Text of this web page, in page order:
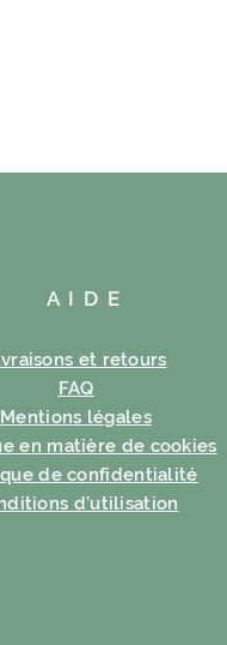
AIDE
et retours
FAQ
Mentions légales
en matière de cookies
de confidentialité
d’utilisation